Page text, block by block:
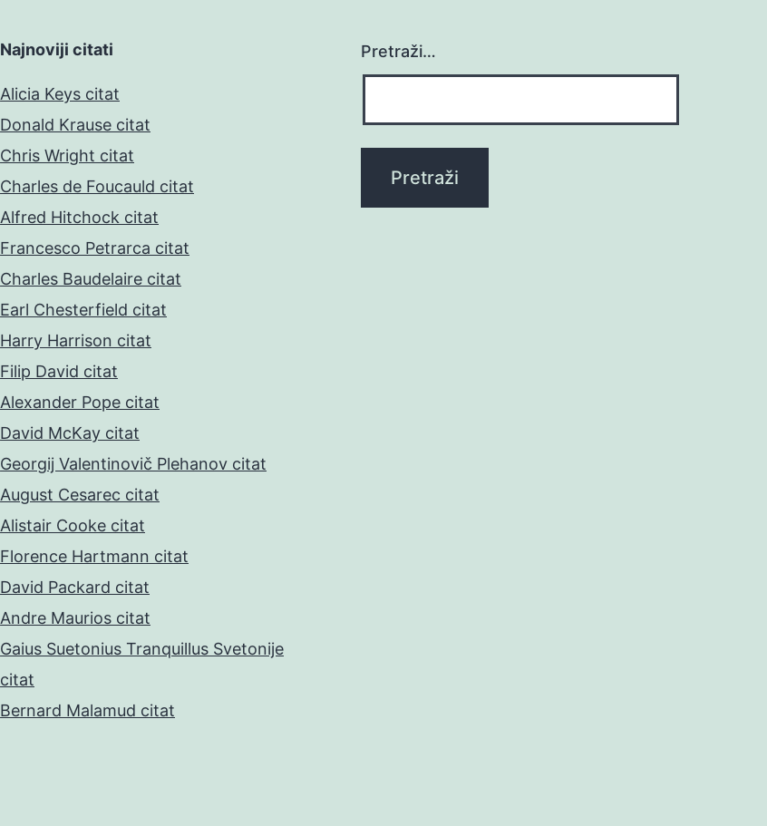
Najnoviji citati
Alicia Keys citat
Donald Krause citat
Chris Wright citat
Charles de Foucauld citat
Alfred Hitchock citat
Francesco Petrarca citat
Charles Baudelaire citat
Earl Chesterfield citat
Harry Harrison citat
Filip David citat
Alexander Pope citat
David McKay citat
Georgij Valentinovič Plehanov citat
August Cesarec citat
Alistair Cooke citat
Florence Hartmann citat
David Packard citat
Andre Maurios citat
Gaius Suetonius Tranquillus Svetonije
citat
Bernard Malamud citat
Pretraži…